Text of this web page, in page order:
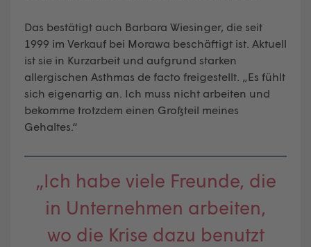
Das bestätigt auch Barbara Wiesinger, die seit
1999 im Verkauf bei Morawa beschäftigt ist. Aktuell
ist sie in Kurzarbeit und aufgrund starken
allergischen Asthmas de facto freigestellt. „Es fühlt
sich eigenartig an. Ich muss nicht arbeiten und
bekomme trotzdem einen Großteil meines
Gehaltes.“
„Ich habe viele Freunde, die
in Unternehmen arbeiten,
wo die Krise dazu benutzt